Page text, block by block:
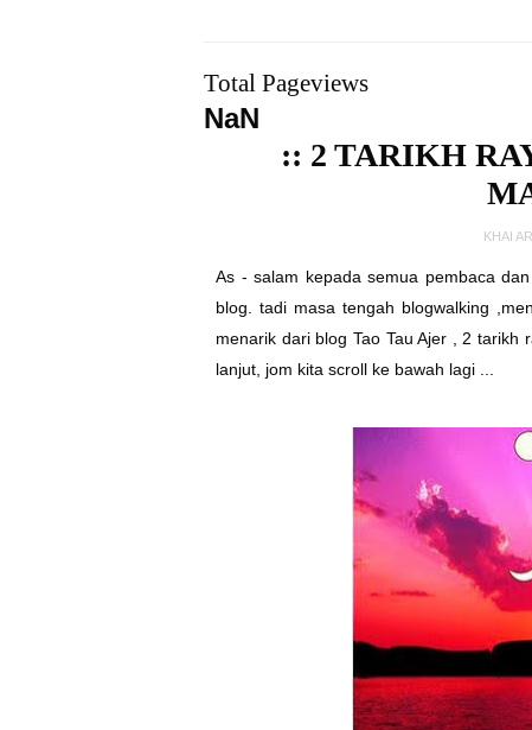
Total Pageviews
NaN
:: 2 TARIKH
KHAI
As - salam kepada semua pembaca
blog. tadi masa tengah blogwalking
menarik dari blog Tao Tau Ajer , 2 tarikh
lanjut, jom kita scroll ke bawah lagi ...